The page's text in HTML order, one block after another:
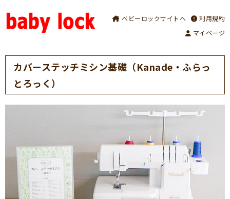
ベビーロックサイトへ
利用規約
マイページ
カバーステッチミシン基礎（Kanade・ふらっ
とろっく）